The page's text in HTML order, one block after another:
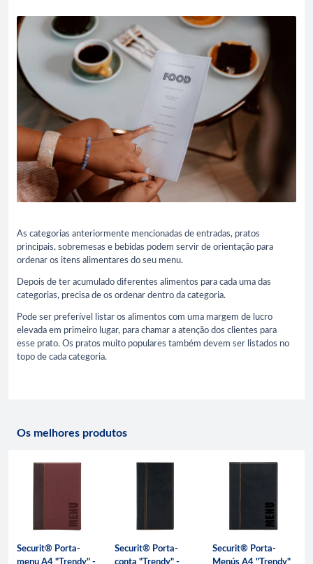
As categorias anteriormente mencionadas de entradas, pratos
principais, sobremesas e bebidas podem servir de orientação para
ordenar os itens alimentares do seu menu.
Depois de ter acumulado diferentes alimentos para cada uma das
categorias, precisa de os ordenar dentro da categoria.
Pode ser preferível listar os alimentos com uma margem de lucro
elevada em primeiro lugar, para chamar a atenção dos clientes para
esse prato. Os pratos muito populares também devem ser listados no
topo de cada categoria.
Os melhores produtos
Securit® Porta-
Securit® Porta-
Securit® Porta-